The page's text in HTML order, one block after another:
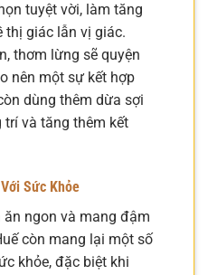
tuyệt vời, làm tăng
thị giác lẫn vị giác.
thơm lừng sẽ quyện
nên một sự kết hợp
dùng thêm dừa sợi
trí và tăng thêm kết
Sức Khỏe
ngon và mang đậm
còn mang lại một số
khỏe, đặc biệt khi